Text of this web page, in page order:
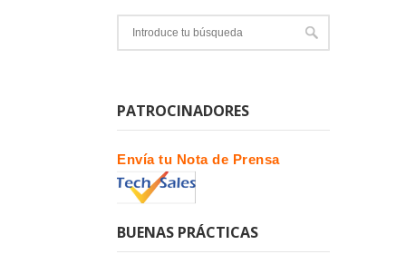
PATROCINADORES
Envía tu Nota de Prensa
BUENAS PRÁCTICAS